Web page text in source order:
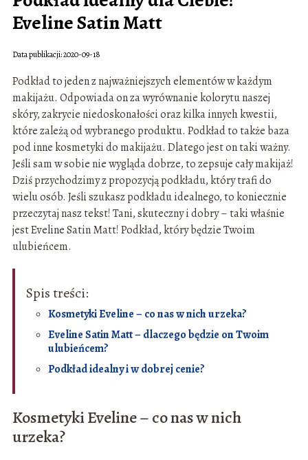
Eveline Satin Matt
Data publikacji: 2020-09-18
Podkład to jeden z najważniejszych elementów w każdym
makijażu. Odpowiada on za wyrównanie kolorytu naszej
skóry, zakrycie niedoskonałości oraz kilka innych kwestii,
które zależą od wybranego produktu. Podkład to także baza
pod inne kosmetyki do makijażu. Dlatego jest on taki ważny.
Jeśli sam w sobie nie wygląda dobrze, to zepsuje cały makijaż!
Dziś przychodzimy z propozycją podkładu, który trafi do
wielu osób. Jeśli szukasz podkładu idealnego, to koniecznie
przeczytaj nasz tekst! Tani, skuteczny i dobry – taki właśnie
jest Eveline Satin Matt! Podkład, który będzie Twoim
ulubieńcem.
Spis treści:
Kosmetyki Eveline – co nas w nich urzeka?
Eveline Satin Matt – dlaczego będzie on Twoim
ulubieńcem?
Podkład idealny i w dobrej cenie?
Kosmetyki Eveline – co nas w nich
urzeka?